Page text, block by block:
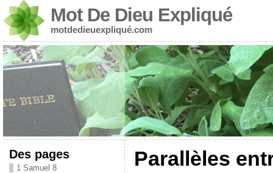
Mot De Dieu Expliqué
motdedieuexpliqué.com
Des pages
1 Samuel 8
Parallèles